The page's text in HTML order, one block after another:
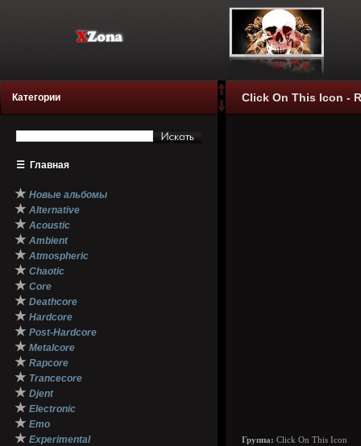
Категории
☰ Главная
★ Новые альбомы
★ Alternative
★ Acoustic
★ Ambient
★ Atmospheric
★ Chaotic
★ Core
★ Deathcore
★ Hardcore
★ Post-Hardcore
★ Metalcore
★ Rapcore
★ Trancecore
★ Djent
★ Electronic
★ Emo
★ Experimental
Click On This Icon -
Группа: Click On This Icon